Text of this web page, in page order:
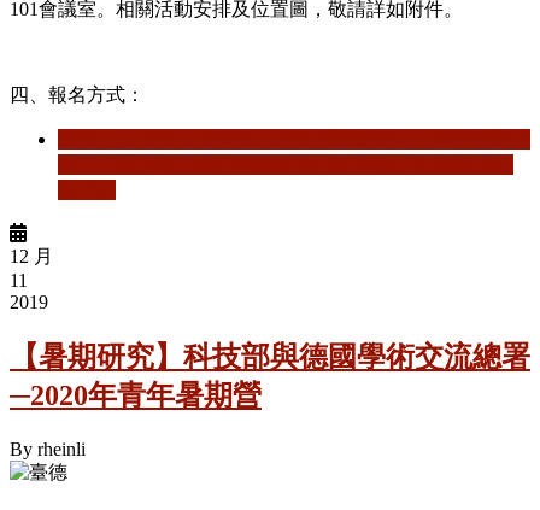
101會議室。相關活動安排及位置圖，敬請詳如附件。
四、報名方式：
12 月
11
2019
【暑期研究】科技部與德國學術交流總署
─2020年青年暑期營
By rheinli